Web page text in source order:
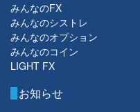
みんなのFX
みんなのシストレ
みんなのオプション
みんなのコイン
LIGHT FX
お知らせ